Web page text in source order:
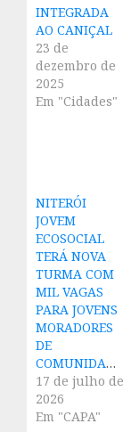
INTEGRADA
AO CANIÇAL
23 de
dezembro de
2025
Em "Cidades"
NITERÓI
JOVEM
ECOSOCIAL
TERÁ NOVA
TURMA COM
MIL VAGAS
PARA JOVENS
MORADORES
DE
COMUNIDADES
17 de julho de
2026
Em "CAPA"